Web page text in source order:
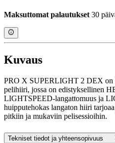
Maksuttomat palautukset30
Kuvaus
PRO X SUPERLIGHT 2 DEX on
pelihiiri, jossa on edistyksellinen
LIGHTSPEED-langattomuus ja
huipputehokas langaton hiiri
pitkiin ja mukaviin pelisessioihin.
Tekniset tiedot ja yhteensopivuus